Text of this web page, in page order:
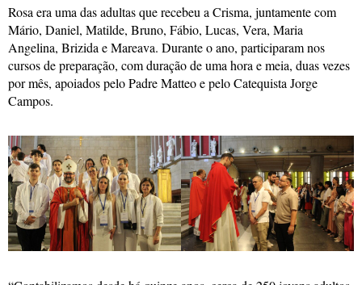
Rosa era uma das adultas que recebeu a Crisma, juntamente com
Mário, Daniel, Matilde, Bruno, Fábio, Lucas, Vera, Maria
Angelina, Brizida e Mareava. Durante o ano, participaram nos
cursos de preparação, com duração de uma hora e meia, duas vezes
por mês, apoiados pelo Padre Matteo e pelo Catequista Jorge
Campos.